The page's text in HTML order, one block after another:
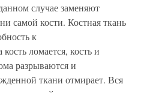
случае заменяют
самой кости. Костная ткань
к
ломается, кость и
разрываются и
ткани отмирает. Вся